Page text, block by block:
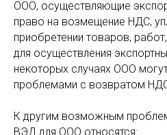
ООО, осуществляющие
право на возмещение НДС,
приобретении товаров,
для осуществления
некоторых случаях ООО
проблемами с возвратом
К другим возможным
ВЭД для ООО относятся: